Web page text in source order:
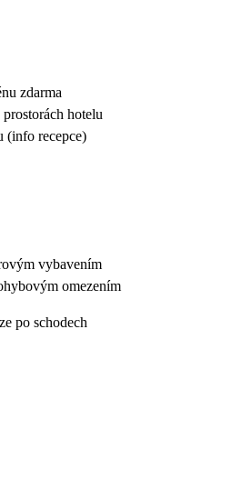
zdarma
hotelu
(info recepce)
vybavením
omezením
po schodech